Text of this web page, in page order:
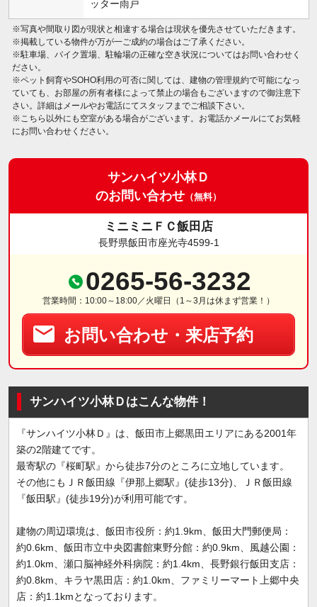
ッター雨戸
※写真や間取り図が現状と相違する場合は現状を優先させていただきます。
※掲載している物件が万が一ご成約の場合はご了承ください。
※駐車場、バイク置場、駐輪場の正確な空き状況についてはお問い合わせく
ださい。
※ペット飼育やSOHO利用の可否に関しては、建物の管理規約で可能になっ
ていても、お部屋の所有者様によって禁止の場合もございますので御注意下
さい。詳細はメールやお電話にてスタッフまでご相談下さい。
※こちら以外にも空室がある場合がございます。お電話かメールにてお気軽
にお問い合わせください。
サンハイツ小林Ｄ
のお問い合わせ （無料）
ミニミニＦＣ飯田店
長野県飯田市座光寺4599-1
0265-56-3232
営業時間：10:00～18:00／火曜日（1～3月は休まず営業！）
お問い合わせ・来店予約
サンハイツ小林Ｄはこんな物件！
『サンハイツ小林Ｄ』は、飯田市上郷黒田エリアにある2001年
築の2階建てです。
最寄駅の『桜町駅』から徒歩7分のところに立地しています。
その他にもＪＲ飯田線『伊那上郷駅』(徒歩13分)、ＪＲ飯田線
『飯田駅』(徒歩19分)が利用可能です。
建物の周辺環境は、飯田市役所：約1.9km、飯田大門郵便局：
約0.6km、飯田市立中央図書館東野分館：約0.9km、風越公園：
約1.0km、瀬口脳神経外科病院：約1.4km、長野銀行飯田支店：
約0.8km、キラヤ黒田店：約1.0km、ファミリーマート上郷中央
店：約1.1kmとなっております。